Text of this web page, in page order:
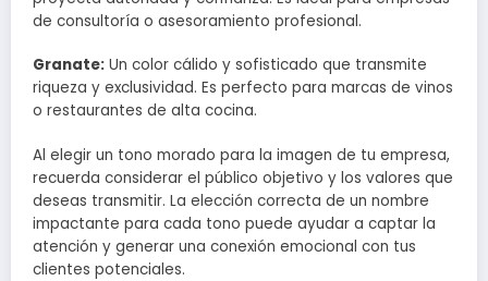
de consultoría o asesoramiento profesional.
Granate: Un color cálido y sofisticado que transmite
riqueza y exclusividad. Es perfecto para marcas de vinos
o restaurantes de alta cocina.
Al elegir un tono morado para la imagen de tu empresa,
recuerda considerar el público objetivo y los valores que
deseas transmitir. La elección correcta de un nombre
impactante para cada tono puede ayudar a captar la
atención y generar una conexión emocional con tus
clientes potenciales.